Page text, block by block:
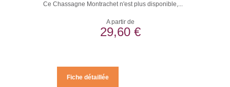
Ce Chassagne Montrachet n'est plus disponible,...
A partir de
29,60 €
Fiche détaillée